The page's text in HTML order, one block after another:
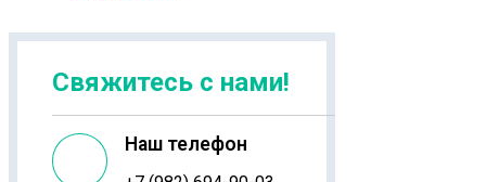
Свяжитесь с нами!
Наш телефон